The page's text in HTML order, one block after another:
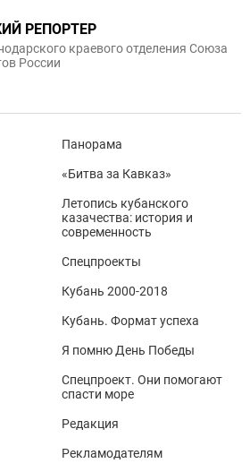
РЕПОРТЕР
краевого отделения Союза
России
Панорама
«Битва за Кавказ»
Летопись кубанского
казачества: история и
современность
Спецпроекты
Кубань 2000-2018
Кубань. Формат успеха
Я помню День Победы
Спецпроект. Они помогают
спасти море
Редакция
Рекламодателям